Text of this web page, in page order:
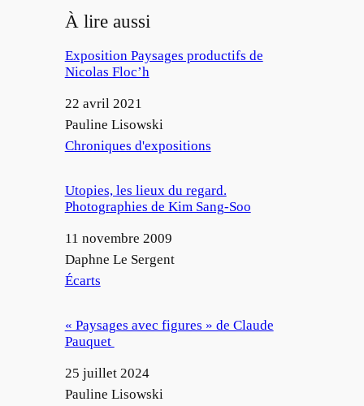
À lire aussi
Exposition Paysages productifs de
Nicolas Floc’h
Date
22 avril 2021
Auteur
Pauline Lisowski
Par rapport à
Chroniques d'expositions
Utopies, les lieux du regard.
Photographies de Kim Sang-Soo
Date
11 novembre 2009
Auteur
Daphne Le Sergent
Par rapport à
Écarts
« Paysages avec figures » de Claude
Pauquet
Date
25 juillet 2024
Auteur
Pauline Lisowski